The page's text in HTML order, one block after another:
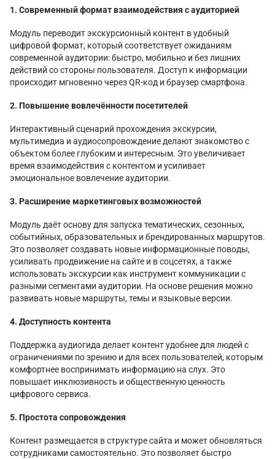
1. Современный формат взаимодействия с аудиторией
Модуль переводит экскурсионный контент в удобный
цифровой формат, который соответствует ожиданиям
современной аудитории: быстро, мобильно и без лишних
действий со стороны пользователя. Доступ к информации
происходит мгновенно через QR-код и браузер смартфона.
2. Повышение вовлечённости посетителей
Интерактивный сценарий прохождения экскурсии,
мультимедиа и аудиосопровождение делают знакомство с
объектом более глубоким и интересным. Это увеличивает
время взаимодействия с контентом и усиливает
эмоциональное вовлечение аудитории.
3. Расширение маркетинговых возможностей
Модуль даёт основу для запуска тематических, сезонных,
событийных, образовательных и брендированных маршрутов.
Это позволяет создавать новые информационные поводы,
усиливать продвижение на сайте и в соцсетях, а также
использовать экскурсии как инструмент коммуникации с
разными сегментами аудитории. На основе решения можно
развивать новые маршруты, темы и языковые версии.
4. Доступность контента
Поддержка аудиогида делает контент удобнее для людей с
ограничениями по зрению и для всех пользователей, которым
комфортнее воспринимать информацию на слух. Это
повышает инклюзивность и общественную ценность
цифрового сервиса.
5. Простота сопровождения
Контент размещается в структуре сайта и может обновляться
сотрудниками самостоятельно. Это позволяет быстро